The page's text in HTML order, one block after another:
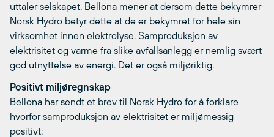
uttaler selskapet. Bellona mener at dersom dette bekymrer
Norsk Hydro betyr dette at de er bekymret for hele sin
virksomhet innen elektrolyse. Samproduksjon av
elektrisitet og varme fra slike avfallsanlegg er nemlig svært
god utnyttelse av energi. Det er også miljøriktig.
Positivt miljøregnskap
Bellona har sendt et brev til Norsk Hydro for å forklare
hvorfor samproduksjon av elektrisitet er miljømessig
positivt: